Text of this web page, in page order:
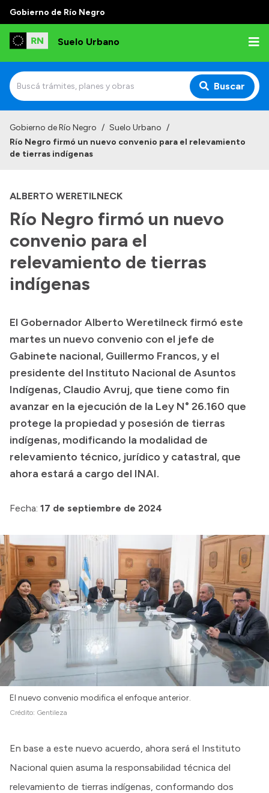
Gobierno de Río Negro
Suelo Urbano
Buscar
Gobierno de Río Negro / Suelo Urbano /
Río Negro firmó un nuevo convenio para el relevamiento
de tierras indígenas
ALBERTO WERETILNECK
Río Negro firmó un nuevo
convenio para el
relevamiento de tierras
indígenas
El Gobernador Alberto Weretilneck firmó este
martes un nuevo convenio con el jefe de
Gabinete nacional, Guillermo Francos, y el
presidente del Instituto Nacional de Asuntos
Indígenas, Claudio Avruj, que tiene como fin
avanzar en la ejecución de la Ley N° 26.160 que
protege la propiedad y posesión de tierras
indígenas, modificando la modalidad de
relevamiento técnico, jurídico y catastral, que
ahora estará a cargo del INAI.
Fecha: 17 de septiembre de 2024
El nuevo convenio modifica el enfoque anterior.
Crédito: Gentileza
En base a este nuevo acuerdo, ahora será el Instituto
Nacional quien asuma la responsabilidad técnica del
relevamiento de tierras indígenas, conformando dos